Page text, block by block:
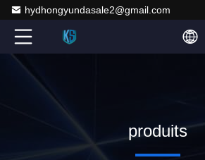
hydhongyundasale2@gmail.com
produits